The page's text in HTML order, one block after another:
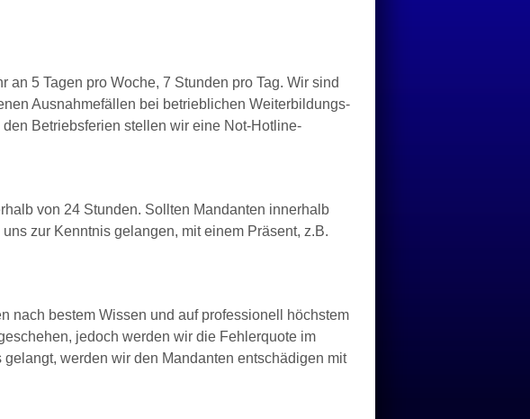
5 Tagen pro Woche, 7 Stunden pro Tag. Wir sind
Ausnahmefällen bei betrieblichen Weiterbildungs-
Betriebsferien stellen wir eine Not-Hotline-
von 24 Stunden. Sollten Mandanten innerhalb
zur Kenntnis gelangen, mit einem Präsent, z.B.
nach bestem Wissen und auf professionell höchstem
jedoch werden wir die Fehlerquote im
werden wir den Mandanten entschädigen mit